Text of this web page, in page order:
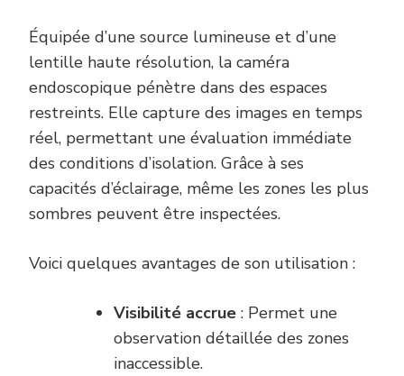
Équipée d’une source lumineuse et d’une
lentille haute résolution, la caméra
endoscopique pénètre dans des espaces
restreints. Elle capture des images en temps
réel, permettant une évaluation immédiate
des conditions d’isolation. Grâce à ses
capacités d’éclairage, même les zones les plus
sombres peuvent être inspectées.
Voici quelques avantages de son utilisation :
Visibilité accrue : Permet une
observation détaillée des zones
inaccessible.